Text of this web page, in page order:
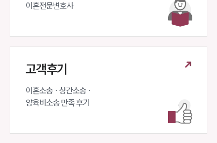
이혼전문변호사
고객후기
이혼소송 · 상간소송 ·
양육비소송 만족 후기